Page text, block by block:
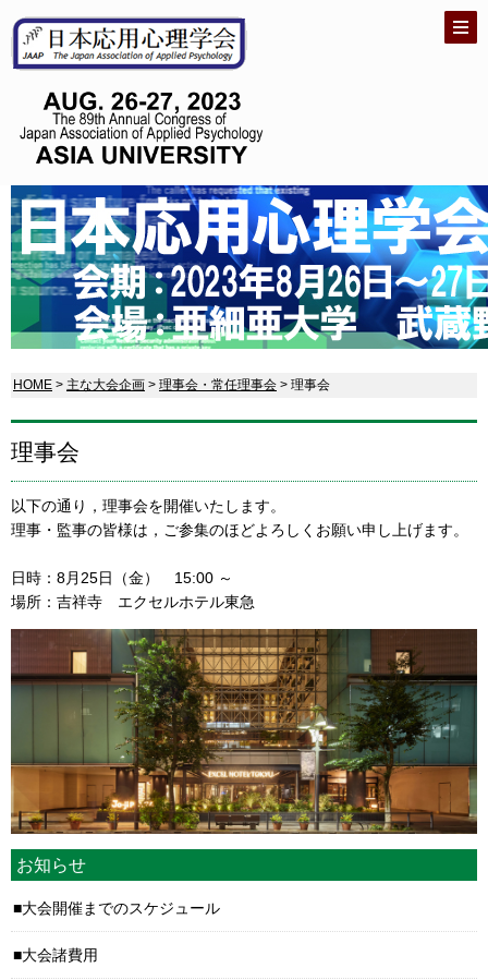
HOME > 主な大会企画 > 理事会・常任理事会 > 理事会
理事会
以下の通り，理事会を開催いたします。
理事・監事の皆様は，ご参集のほどよろしくお願い申し上げます。
日時：8月25日（金） 15:00 ～
場所：吉祥寺 エクセルホテル東急
お知らせ
大会開催までのスケジュール
大会諸費用